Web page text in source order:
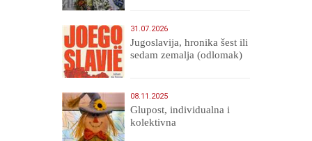
31.07.2026
Jugoslavija, hronika šest ili
sedam zemalja (odlomak)
08.11.2025
Glupost, individualna i
kolektivna